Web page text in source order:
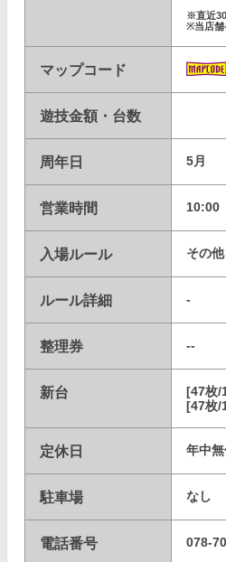
※直近
※当店舗
マップコード
遊技金額・台数
周年日 5月
営業時間
入場ルール その他
ルール詳細 -
整理券 --
新台 [47枚/
[47枚/
定休日 年中無
駐車場 なし
電話番号 078-